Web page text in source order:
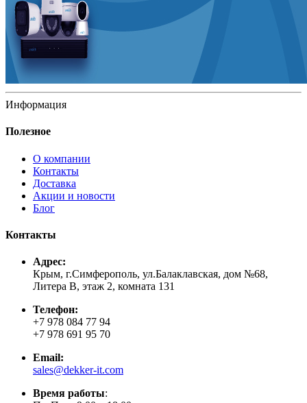
Информация
Полезное
О компании
Контакты
Доставка
Акции и новости
Блог
Контакты
Адрес:
Крым, г.Симферополь, ул.Балаклавская, дом №68,
Литера В, этаж 2, комната 131
Телефон:
+7 978 084 77 94
+7 978 691 95 70
Email:
sales@dekker-it.com
Время работы: